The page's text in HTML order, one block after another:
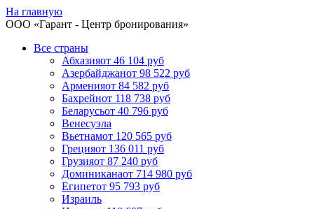
На главную
ООО «Гарант - Центр бронирования»
Все страны
Абхазияот 46 104 руб
Азербайджанот 98 522 руб
Арменияот 84 582 руб
Бахрейнот 118 738 руб
Беларусьот 40 796 руб
Венесуэла
Вьетнамот 120 565 руб
Грецияот 136 011 руб
Грузияот 87 240 руб
Доминиканаот 714 980 руб
Египетот 95 793 руб
Израиль